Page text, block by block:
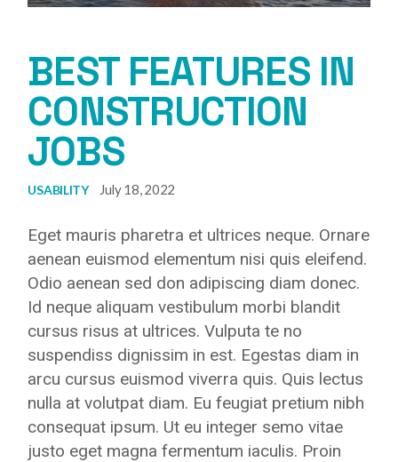
BEST FEATURES IN
CONSTRUCTION
JOBS
USABILITY July 18, 2022
Eget mauris pharetra et ultrices neque. Ornare
aenean euismod elementum nisi quis eleifend.
Odio aenean sed don adipiscing diam donec.
Id neque aliquam vestibulum morbi blandit
cursus risus at ultrices. Vulputa te no
suspendiss dignissim in est. Egestas diam in
arcu cursus euismod viverra quis. Quis lectus
nulla at volutpat diam. Eu feugiat pretium nibh
consequat ipsum. Ut eu integer semo vitae
justo eget magna fermentum iaculis. Proin